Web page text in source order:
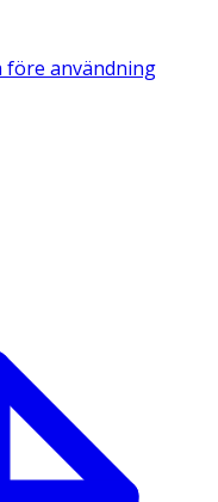
före användning